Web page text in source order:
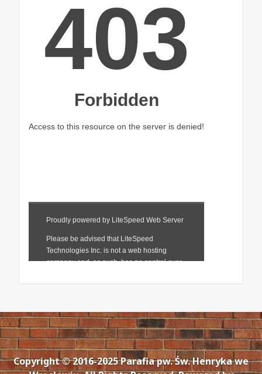
Copyright © 2016-2025 Parafia pw. Św. Henryka we